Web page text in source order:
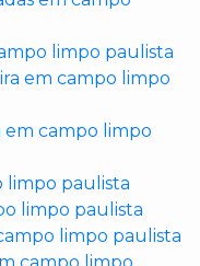
limpo paulista
em campo limpo
em campo limpo
limpo paulista
limpo paulista
limpo paulista